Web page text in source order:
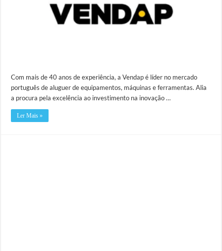
Com mais de 40 anos de experiência, a Vendap é líder no mercado
português de aluguer de equipamentos, máquinas e ferramentas. Alia
a procura pela excelência ao investimento na inovação …
Ler Mais »